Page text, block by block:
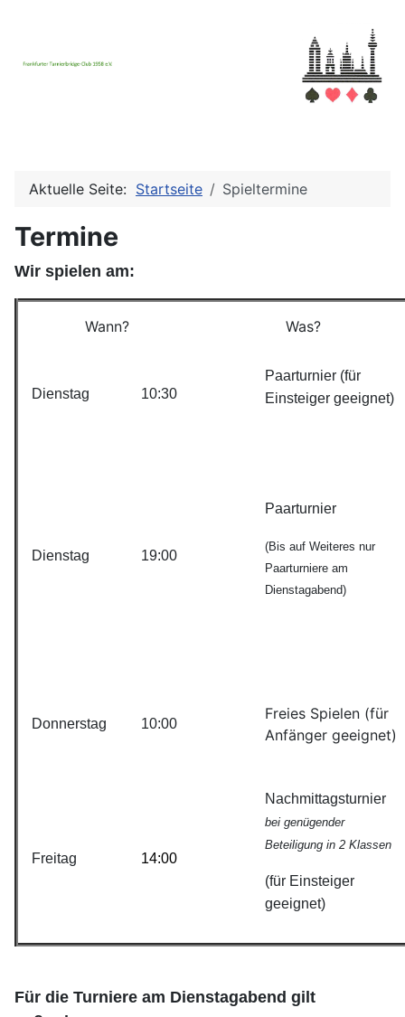
Aktuelle Seite: Startseite Spieltermine
Termine
Wir spielen am:
Wann? Was?
Dienstag 10:30
Paarturnier (für
Einsteiger geeignet)
Dienstag 19:00
Paarturnier
(Bis auf Weiteres nur
Paarturniere am
Dienstagabend)
Donnerstag 10:00
Freies Spielen (für
Anfänger geeignet)
Freitag 14:00
Nachmittagsturnier
bei genügender
Beteiligung in 2 Klassen
(für Einsteiger
geeignet)
Für die Turniere am Dienstagabend gilt